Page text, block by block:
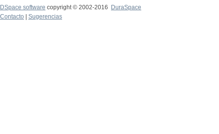
DSpace software copyright © 2002-2016
DuraSpace
Contacto
Sugerencias